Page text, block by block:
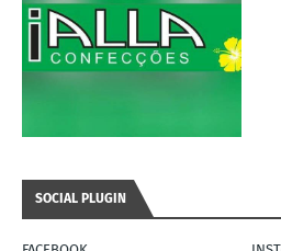
SOCIAL PLUGIN